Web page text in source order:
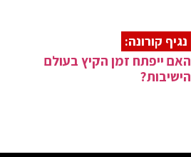
נגיף קורונה:
האם ייפתח זמן הקיץ בעולם
הישיבות?